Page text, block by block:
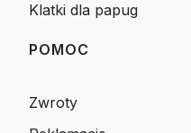
Klatki dla papug
POMOC
Zwroty